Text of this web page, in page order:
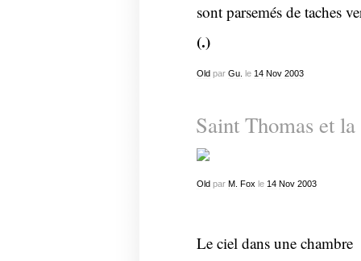
sont parsemés de taches
(.)
Oldpar Gu. le 14 Nov 2003
Saint Thomas et la
Oldpar M. Fox le 14 Nov 2003
Le ciel dans une chambre